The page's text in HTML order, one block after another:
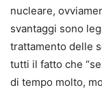
nucleare,
svantaggi sono
trattamento delle
tutti il fatto che
di tempo molto,